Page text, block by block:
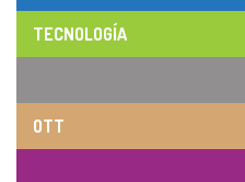
TECNOLOGÍA
OTT